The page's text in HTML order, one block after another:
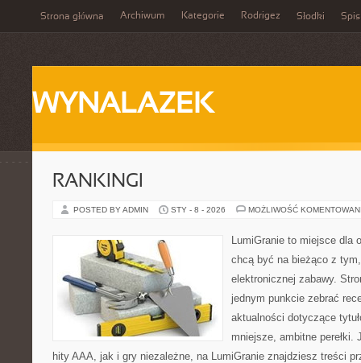
Strona główna Archiwum Kategorie Rodrigez Słodki Spis
WYNALAZEK
RANKINGI
POSTED BY ADMIN STY - 8 - 2026 MOŻLIWOŚĆ
LumiGranie to miejsce dla
chcą być na bieżąco z
elektronicznej zabawy.
jednym punkcie zebrać
aktualności dotyczące
mniejsze, ambitne perełki.
hity AAA, jak i gry niezależne, na LumiGranie znajdziesz treści